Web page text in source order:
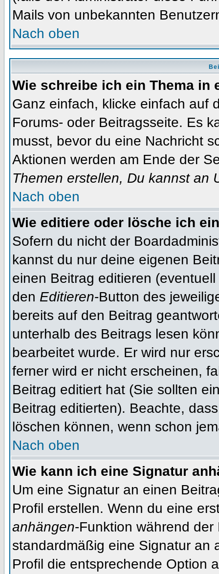
Mails von unbekannten
Nach oben
Wie schreibe ich ein Thema in
Ganz einfach, klicke einfach auf
Forums- oder Beitragsseite. Es
musst, bevor du eine Nachricht
Aktionen werden am Ende der
Themen erstellen, Du kannst an
Nach oben
Wie editiere oder lösche ich
Sofern du nicht der
kannst du nur deine eigenen
einen Beitrag editieren
den Editieren-Button des
bereits auf den Beitrag
unterhalb des Beitrags lesen
bearbeitet wurde. Er wird nur
ferner wird er nicht erscheinen,
Beitrag editiert hat (Sie sollten
Beitrag editierten). Beachte,
löschen können, wenn schon
Nach oben
Wie kann ich eine Signatur
Um eine Signatur an einen
Profil erstellen. Wenn du eine
anhängen-Funktion während
standardmäßig eine Signatur an
Profil die entsprechende Option